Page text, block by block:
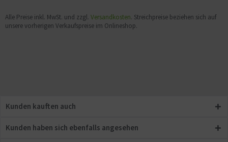
Alle Preise inkl. MwSt. und zzgl. Versandkosten. Streichpreise beziehen sich auf
unsere vorherigen Verkaufspreise im Onlineshop.
Kunden kauften auch
Kunden haben sich ebenfalls angesehen